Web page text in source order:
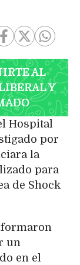
AL
Y
Hospital
por
la
para
de Shock
un
en el